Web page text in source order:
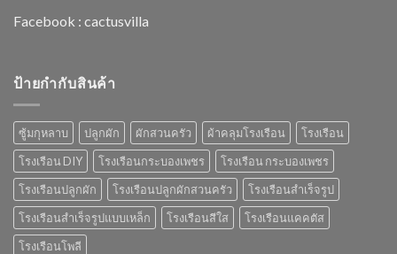
Facebook : cactusvilla
ป้ายกำกับสินค้า
ซู้มกุหลาบ ปลูกผัก ผักสวนครัว ผ้าคลุมโรงเรือน
โรงเรือน
โรงเรือน DIY
โรงเรือนกระบองเพชร
โรงเรือน กระบองเพชร
โรงเรือนปลูกผัก
โรงเรือนปลูกผักสวนครัว
โรงเรือนสำเร็จรูป
โรงเรือนสำเร็จรูปแบบเหล็ก
โรงเรือนสีใส
โรงเรือนแคคตัส
โรงเรือนโพลี